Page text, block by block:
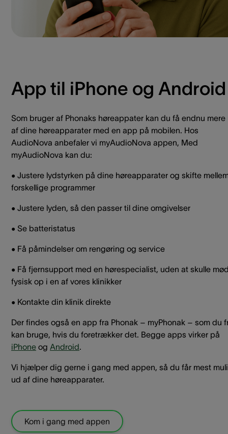
App til iPhone og Android
Som bruger af Phonaks høreappater kan du få endnu mere
af dine høreapparater med en app på mobilen. Hos
AudioNova anbefaler vi myAudioNova appen, Med
myAudioNova kan du:
• Justere lydstyrken på dine høreapparater og skifte
forskellige programmer
• Justere lyden, så den passer til dine omgivelser
• Se batteristatus
• Få påmindelser om rengøring og service
• Få fjernsupport med en hørespecialist, uden at skulle
fysisk op i en af vores klinikker
• Kontakte din klinik direkte
Der findes også en app fra Phonak – myPhonak – som du
kan bruge, hvis du foretrækker det. Begge apps virker på
iPhone og Android.
Vi hjælper dig gerne i gang med appen, så du får mest
ud af dine høreapparater.
Kom i gang med appen